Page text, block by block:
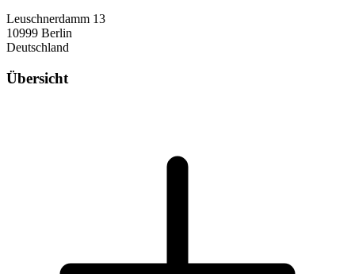
Leuschnerdamm 13
10999 Berlin
Deutschland
Übersicht